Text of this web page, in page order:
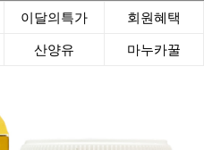
이달의특가 회원혜택
산양유 마누카꿀